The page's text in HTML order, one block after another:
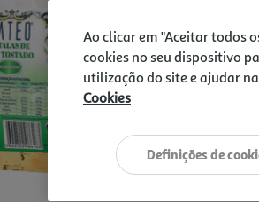
Ao clicar em "Aceitar todos
cookies no seu dispositivo
utilização do site e ajudar
Cookies
Definições de